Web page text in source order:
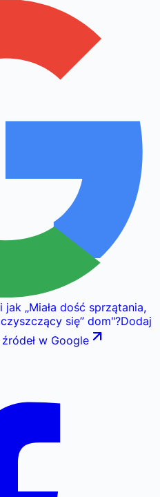
jak „Miała dość sprzątania,
się” dom"?Dodaj
w Google